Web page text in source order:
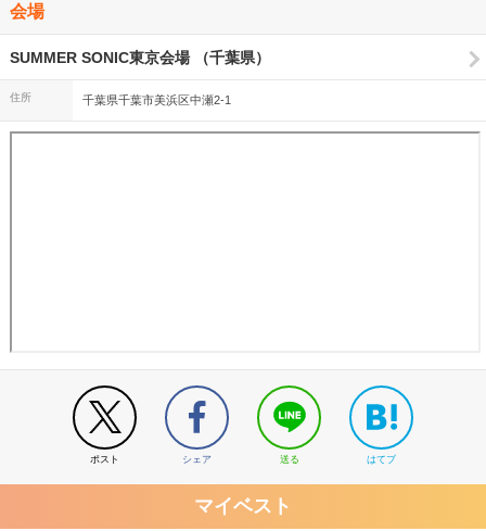
会場
SUMMER SONIC東京会場 （千葉県）
住所 千葉県千葉市美浜区中瀬2-1
ポスト シェア 送る はてブ
マイベスト